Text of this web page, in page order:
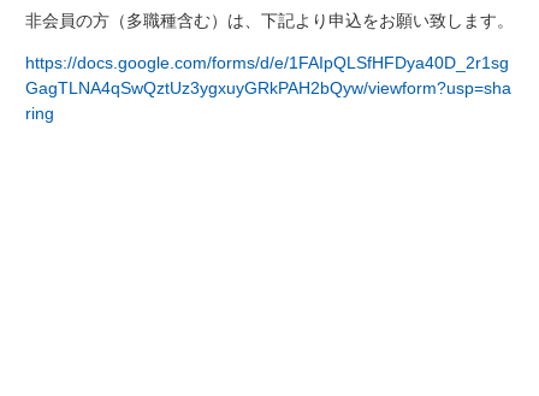
非会員の方（多職種含む）は、下記より申込をお願い致します。
https://docs.google.com/forms/d/e/1FAIpQLSfHFDya40D_2r1sg
GagTLNA4qSwQztUz3ygxuyGRkPAH2bQyw/viewform?usp=sha
ring